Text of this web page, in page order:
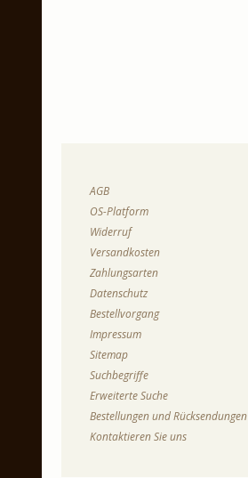
AGB
OS-Platform
Widerruf
Versandkosten
Zahlungsarten
Datenschutz
Bestellvorgang
Impressum
Sitemap
Suchbegriffe
Erweiterte Suche
Bestellungen und Rücksendungen
Kontaktieren Sie uns